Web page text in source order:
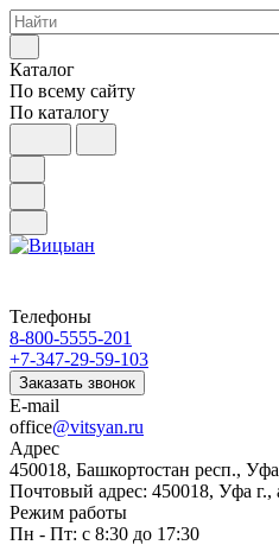
Каталог
По всему сайту
По каталогу
Телефоны
8-800-5555-201
+7-347-29-59-103
Заказать звонок
E-mail
office@vitsyan.ru
Адрес
450018, Башкортостан респ.,
Почтовый адрес: 450018, Уфа г.,
Режим работы
Пн - Пт: с 8:30 до 17:30